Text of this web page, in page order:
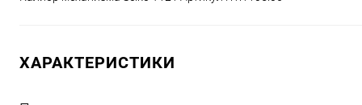
ХАРАКТЕРИСТИКИ